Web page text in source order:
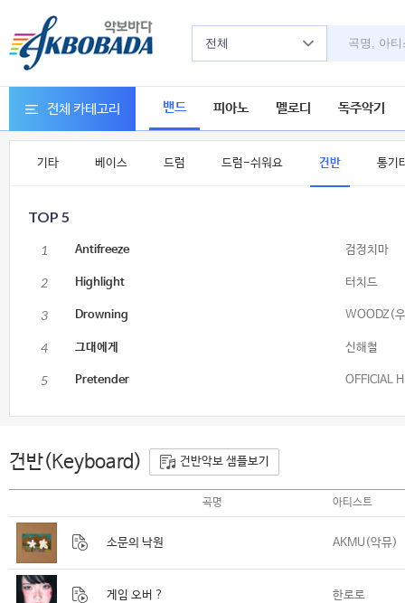
전체
전체 카테고리 밴드 피아노 멜로디 독주악기
기타 베이스 드럼 드럼-쉬워요 건반 통기
TOP 5
1 Antifreeze 검정치마
2 Highlight 터치드
3 Drowning WOODZ(
4 그대에게 신해철
5 Pretender OFFICIAL
건반(Keyboard) 건반악보 샘플보기
곡명 아티스트
소문의 낙원 AKMU(악뮤)
게임 오버 ? 한로로